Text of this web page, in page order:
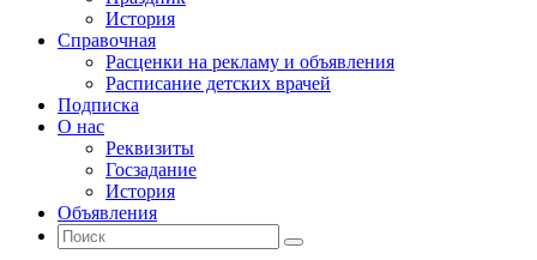
История
Справочная
Расценки на рекламу и объявления
Расписание детских врачей
Подписка
О нас
Реквизиты
Госзадание
История
Объявления
Поиск
Искать:
Поиск